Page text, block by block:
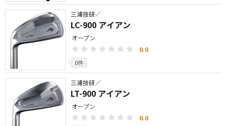
三浦技研／
LC-900 アイアン
オープン
0.0
0件
三浦技研／
LT-900 アイアン
オープン
0.0